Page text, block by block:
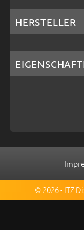
HERSTELLER
© 2026 - ITZ